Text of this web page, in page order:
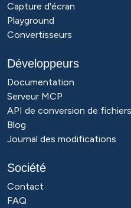
Capture d'écran
Playground
Convertisseurs
Développeurs
Documentation
Serveur MCP
API de conversion de fichiers
Blog
Journal des modifications
Société
Contact
FAQ